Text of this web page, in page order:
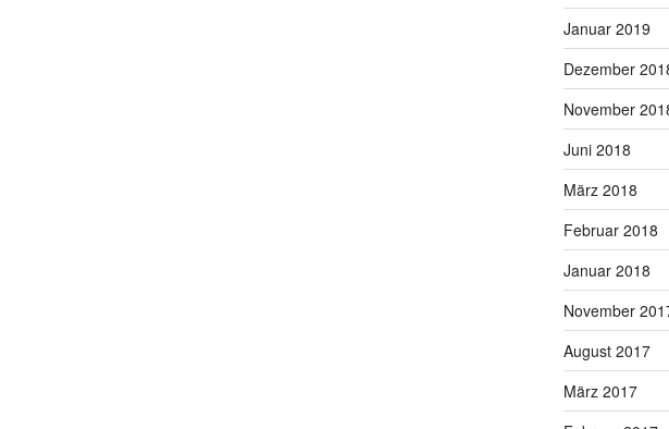
Januar 2019
Dezember
November
Juni 2018
März 2018
Februar 2018
Januar 2018
November
August 2017
März 2017